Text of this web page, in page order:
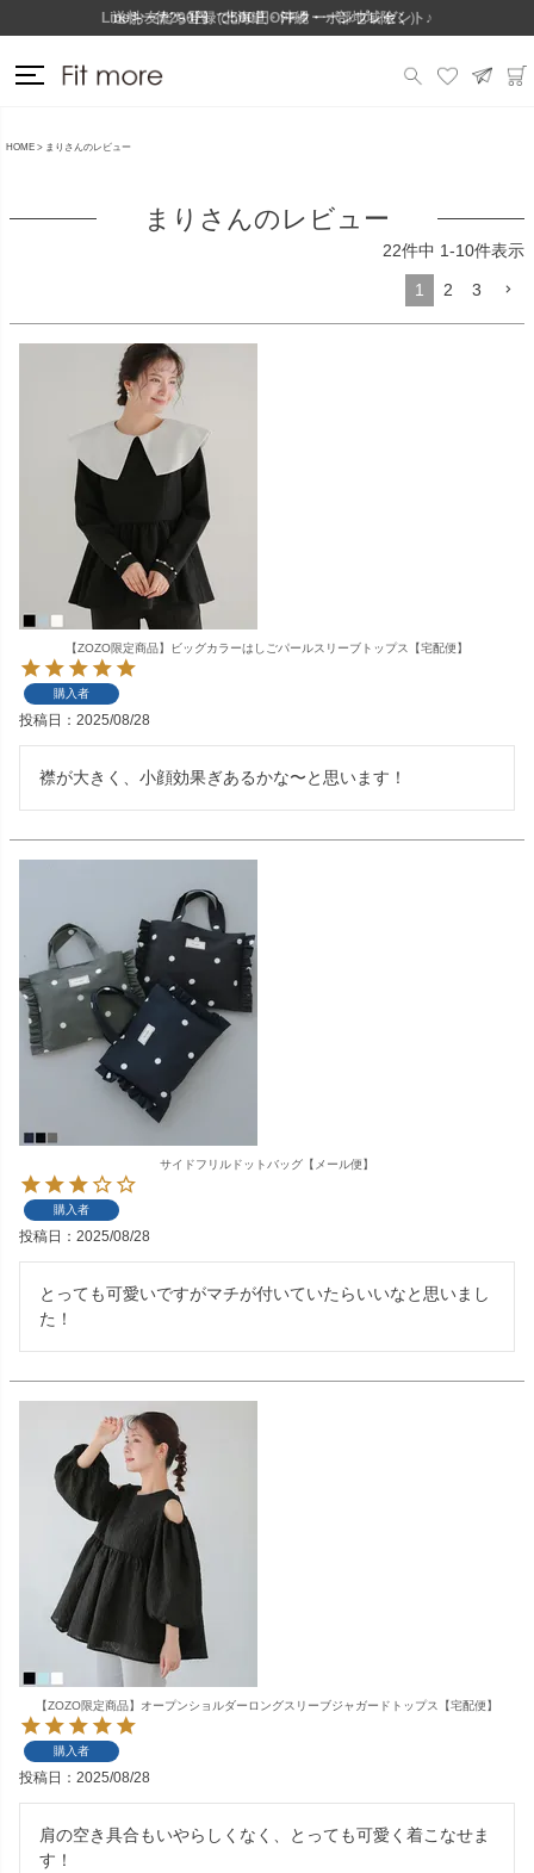
Lineお友だち登録で500円OFFクーポンプレゼント♪
送料一律290円（北海道・沖縄・一部地域除く）
HOME まりさんのレビュー
まりさんのレビュー
22件中 1-10件表示
1 2 3
【ZOZO限定商品】ビッグカラーはしごパールスリーブトップス【宅配便】
購入者
投稿日 2025/08/28
襟が大きく、小顔効果ぎあるかな〜と思います！
サイドフリルドットバッグ【メール便】
購入者
投稿日 2025/08/28
とっても可愛いですがマチが付いていたらいいなと思いまし
た！
【ZOZO限定商品】オープンショルダーロングスリーブジャガードトップス【宅配便】
購入者
投稿日 2025/08/28
肩の空き具合もいやらしくなく、とっても可愛く着こなせま
す！